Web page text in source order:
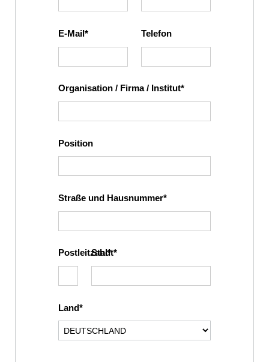
E-Mail Telefon
Organisation / Firma / Institut
Position
Straße und Hausnummer
Postleitzahl
Stadt
Land